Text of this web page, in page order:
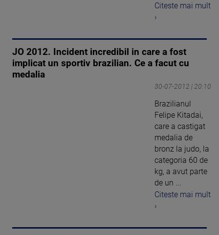
Citeste mai mult
›
JO 2012. Incident incredibil in care a fost
implicat un sportiv brazilian. Ce a facut cu
medalia
30-07-2012 | 20:10
Brazilianul
Felipe Kitadai,
care a castigat
medalia de
bronz la judo, la
categoria 60 de
kg, a avut parte
de un ...
Citeste mai mult
›